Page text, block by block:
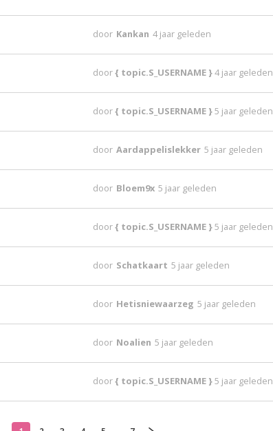
door Kankan 4 jaar geleden
door{ topic.S_USERNAME }4 jaar geleden
door{ topic.S_USERNAME }5 jaar geleden
door Aardappelislekker 5 jaar geleden
door Bloem9x 5 jaar geleden
door{ topic.S_USERNAME }5 jaar geleden
door Schatkaart 5 jaar geleden
door Hetisniewaarzeg 5 jaar geleden
door Noalien 5 jaar geleden
door{ topic.S_USERNAME }5 jaar geleden